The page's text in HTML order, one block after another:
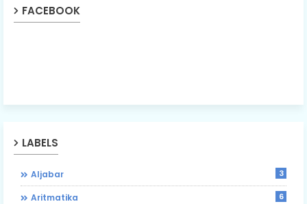
FACEBOOK
LABELS
Aljabar 3
Aritmatika 6